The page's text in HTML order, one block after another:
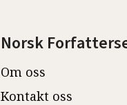
Norsk
Om oss
Kontakt oss